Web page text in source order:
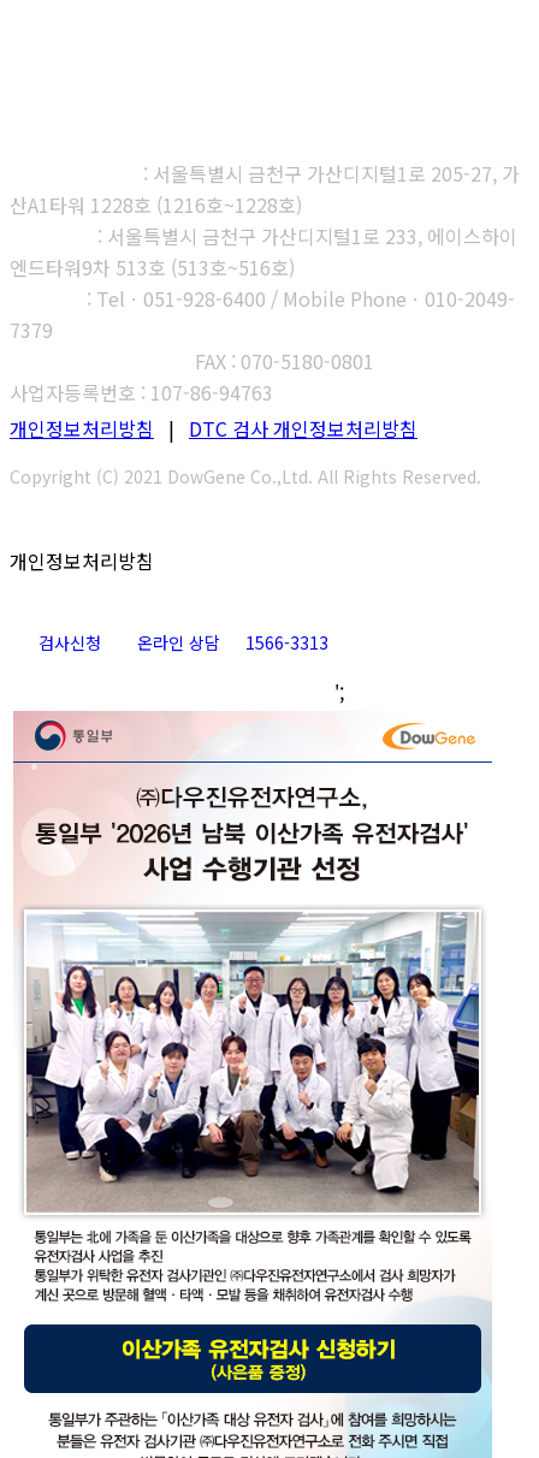
: 서울특별시 금천구 가산디지털1로 205-27, 가
산A1타워 1228호 (1216호~1228호)
: 서울특별시 금천구 가산디지털1로 233, 에이스하이
엔드타워9차 513호 (513호~516호)
: Telㆍ051-928-6400 / Mobile Phoneㆍ010-2049-
7379
FAX : 070-5180-0801
사업자등록번호 : 107-86-94763
개인정보처리방침 | DTC 검사 개인정보처리방침
Copyright (C) 2021 DowGene Co.,Ltd. All Rights Reserved.
개인정보처리방침
검사신청 온라인 상담 1566-3313
Go
';